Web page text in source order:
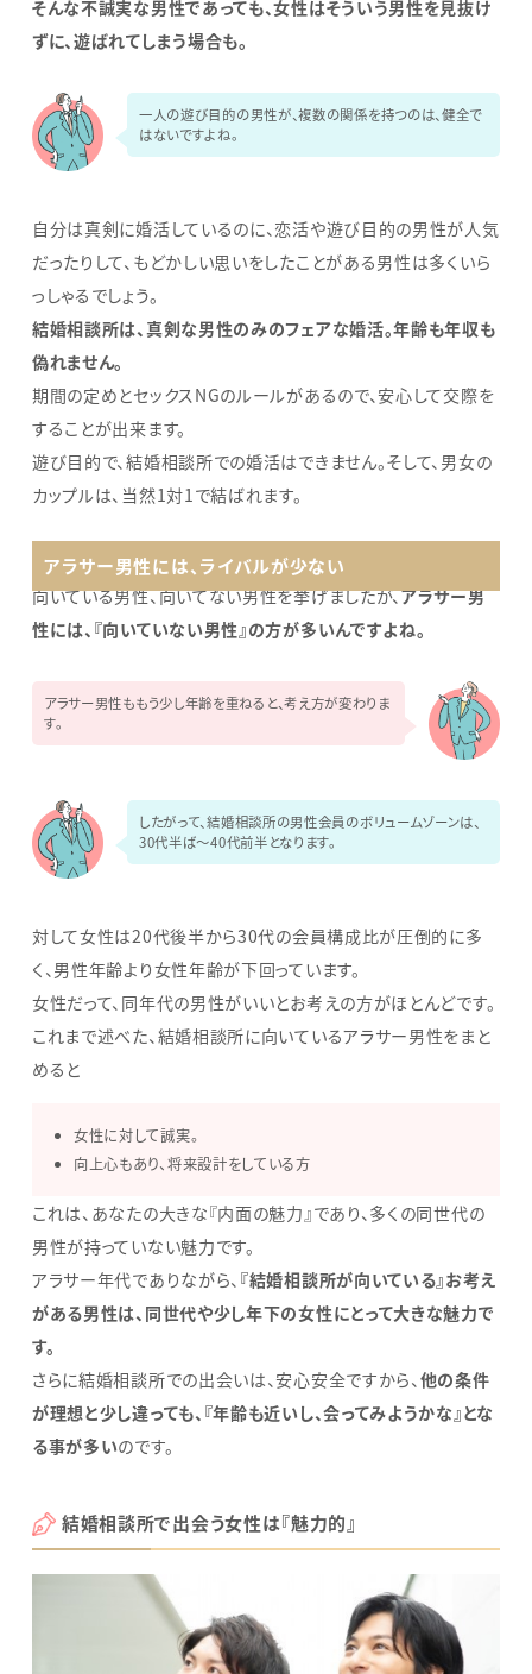
そんな不誠実な男性であっても、女性はそういう男性を見抜け
ずに、遊ばれてしまう場合も。
一人の遊び目的の男性が、複数の関係を持つのは、健全で
はないですよね。
自分は真剣に婚活しているのに、恋活や遊び目的の男性が人気
だったりして、もどかしい思いをしたことがある男性は多くいら
っしゃるでしょう。
結婚相談所は、真剣な男性のみのフェアな婚活。年齢も年収も
偽れません。
期間の定めとセックスNGのルールがあるので、安心して交際を
することが出来ます。
遊び目的で、結婚相談所での婚活はできません。そして、男女の
カップルは、当然1対1で結ばれます。
アラサー男性には、ライバルが少ない
向いている男性、向いてない男性を挙げましたが、アラサー男
性には、『向いていない男性』の方が多いんですよね。
アラサー男性ももう少し年齢を重ねると、考え方が変わりま
す。
したがって、結婚相談所の男性会員のボリュームゾーンは、
30代半ば～40代前半となります。
対して女性は20代後半から30代の会員構成比が圧倒的に多
く、男性年齢より女性年齢が下回っています。
女性だって、同年代の男性がいいとお考えの方がほとんどです。
これまで述べた、結婚相談所に向いているアラサー男性をまと
めると
女性に対して誠実。
向上心もあり、将来設計をしている方
これは、あなたの大きな『内面の魅力』であり、多くの同世代の
男性が持っていない魅力です。
アラサー年代でありながら、 『結婚相談所が向いている』お考え
がある男性は、同世代や少し年下の女性にとって大きな魅力で
す。
さらに結婚相談所での出会いは、安心安全ですから、 他の条件
が理想と少し違っても、『年齢も近いし、会ってみようかな』とな
る事が多いのです。
結婚相談所で出会う女性は『魅力的』